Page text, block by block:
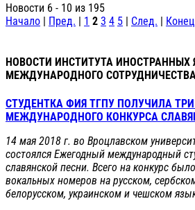
Новости 6 - 10 из 195
Начало | Пред. | 1 2 3 4 5 | След. | Конец
НОВОСТИ ИНСТИТУТА ИНОСТРАННЫХ
МЕЖДУНАРОДНОГО
СТУДЕНТКА ФИЯ ТГПУ ПОЛУЧИЛА
МЕЖДУНАРОДНОГО КОНКУРСА
14 мая 2018 г. во Вроцлавском
состоялся Ежегодный международный
славянской песни. Всего на конкурс
вокальных номеров на русском,
белорусском, украинском и чешском